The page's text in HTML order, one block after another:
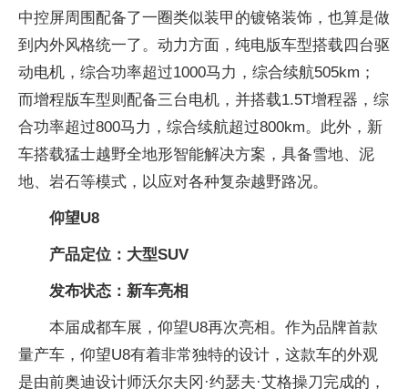
中控屏周围配备了一圈类似装甲的镀铬装饰，也算是做
到内外风格统一了。动力方面，纯电版车型搭载四台驱
动电机，综合功率超过1000马力，综合续航505km；
而增程版车型则配备三台电机，并搭载1.5T增程器，综
合功率超过800马力，综合续航超过800km。此外，新
车搭载猛士越野全地形智能解决方案，具备雪地、泥
地、岩石等模式，以应对各种复杂越野路况。
仰望U8
产品定位：大型SUV
发布状态：新车亮相
本届成都车展，仰望U8再次亮相。作为品牌首款
量产车，仰望U8有着非常独特的设计，这款车的外观
是由前奥迪设计师沃尔夫冈·约瑟夫·艾格操刀完成的，